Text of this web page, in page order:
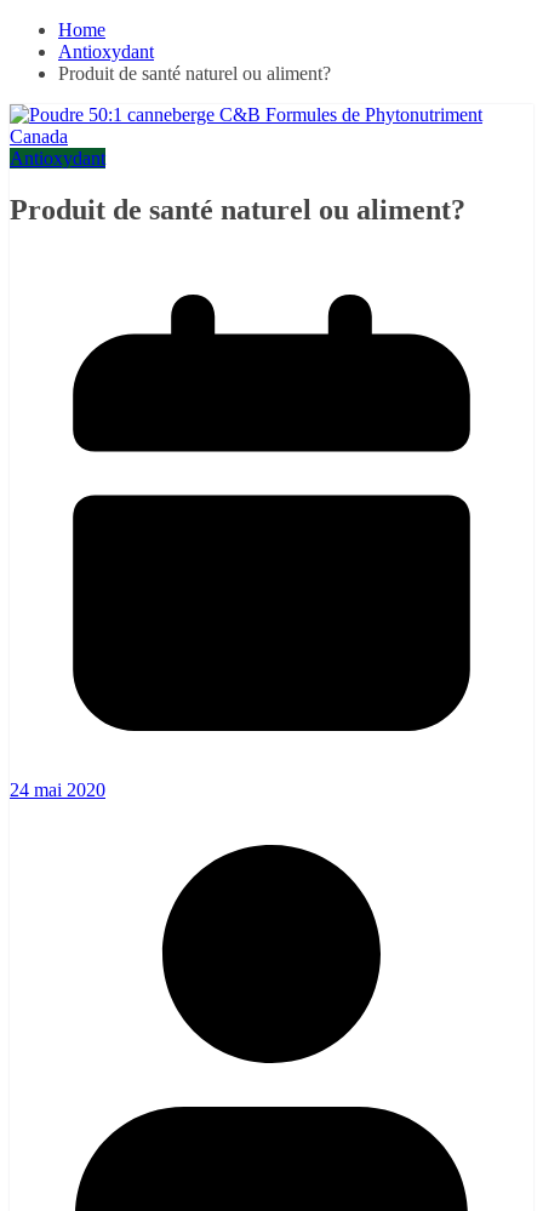
Home
Antioxydant
Produit de santé naturel ou aliment?
Antioxydant
Produit de santé naturel ou aliment?
24 mai 2020